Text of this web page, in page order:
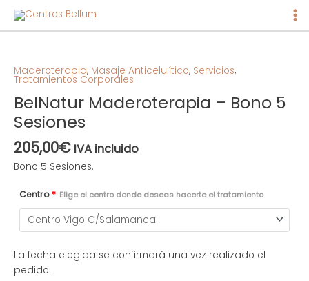
Maderoterapia, Masaje Anticelulítico, Servicios,
Tratamientos Corporales
BelNatur Maderoterapia – Bono 5
Sesiones
205,00€ IVA incluido
Bono 5 Sesiones.
Centro* Elige el centro donde deseas hacerte el tratamiento
La fecha elegida se confirmará una vez realizado el
pedido.
-
Bono
5
Sesiones
cantidad